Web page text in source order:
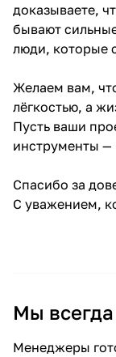
доказываете,
бывают
люди, которые
Желаем вам,
лёгкостью, а
Пусть ваши
инструменты —
Спасибо за
С уважением,
Мы
Менеджеры
Подробнее
об оплате
недели